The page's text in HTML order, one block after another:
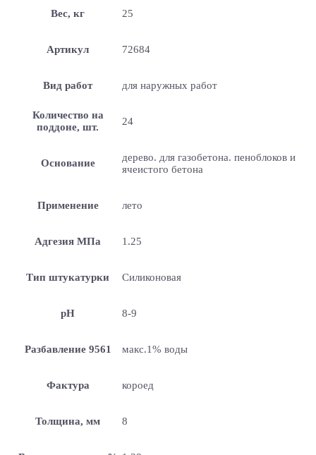
Вес, кг 25
Артикул 72684
Вид работ для наружных работ
Количество на
поддоне, шт.
24
Основание
дерево. для газобетона. пеноблоков и
ячеистого бетона
Применение лето
Адгезия МПа 1.25
Тип штукатурки Силиконовая
pH 8-9
Разбавление 9561 макс.1% воды
Фактура короед
Толщина, мм 8